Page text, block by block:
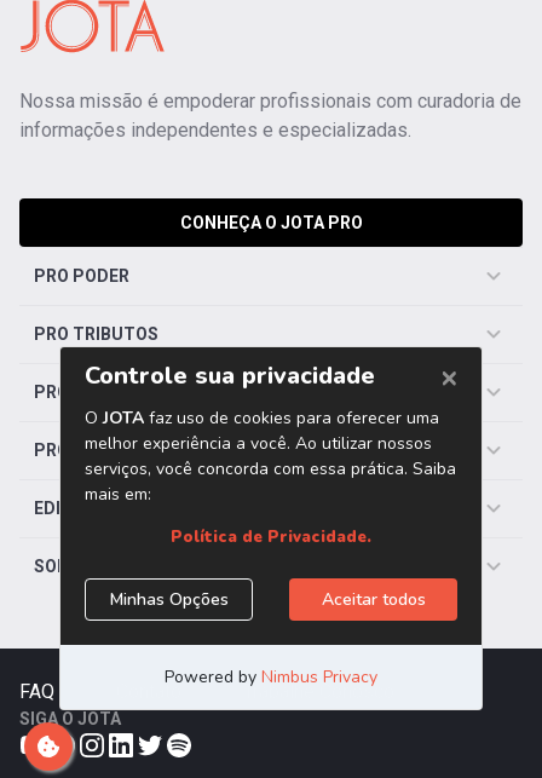
Nossa missão é empoderar profissionais com curadoria de
informações independentes e especializadas.
CONHEÇA O JOTA PRO
PRO PODER
PRO TRIBUTOS
PRO TRABALHISTA
PRO SAÚDE
EDITORIAS
SOBRE O JOTA
FAQ Trabalhe Conosco
SIGA O JOTA